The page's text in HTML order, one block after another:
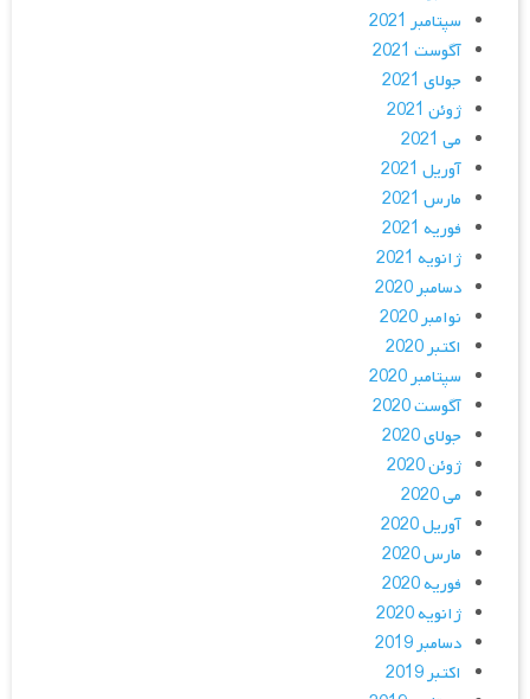
سپتامبر 2021
آگوست 2021
جولای 2021
ژوئن 2021
می 2021
آوریل 2021
مارس 2021
فوریه 2021
ژانویه 2021
دسامبر 2020
نوامبر 2020
اکتبر 2020
سپتامبر 2020
آگوست 2020
جولای 2020
ژوئن 2020
می 2020
آوریل 2020
مارس 2020
فوریه 2020
ژانویه 2020
دسامبر 2019
اکتبر 2019